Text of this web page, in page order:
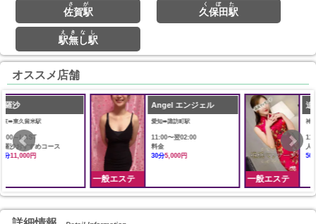
佐賀駅
さが
久保田駅
くぼた
駅無し駅
えきなし
オススメ店舗
Angel エンジェル
愛知➠諏訪町駅
11:00〜翌02:00
5,000円
追浜マッサージ
神奈川➠追浜駅
7,000円